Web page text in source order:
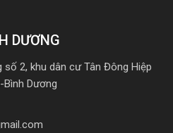
DƯƠNG
số 2, khu dân cư Tân Đông Hiệp
Bình Dương